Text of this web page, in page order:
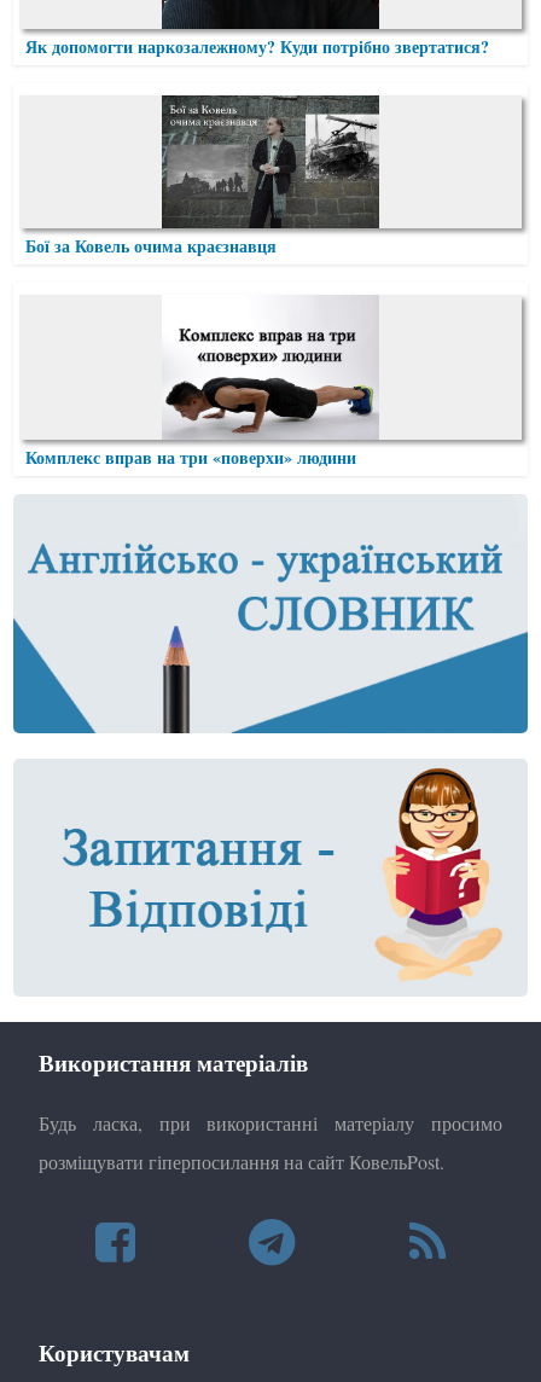
Як допомогти наркозалежному? Куди потрібно звертатися?
Бої за Ковель очима краєзнавця
Комплекс вправ на три «поверхи» людини
Використання матеріалів
Будь ласка, при використанні матеріалу просимо
розміщувати гіперпосилання на сайт КовельPost.
Користувачам